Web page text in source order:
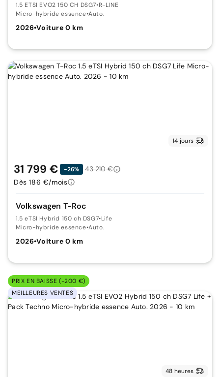
1.5 ETSI EVO2 150 CH DSG7•R-LINE
Micro-hybride essence•Auto.
2026•Voiture 0 km
14 jours
Volkswagen T-Roc
1.5 eTSI Hybrid 150 ch DSG7•Life
Micro-hybride essence•Auto.
2026•Voiture 0 km
31 799 € -26%
43 210 €
Dès 186 €/mois
PRIX EN BAISSE (-200 €)
MEILLEURES VENTES
48 heures